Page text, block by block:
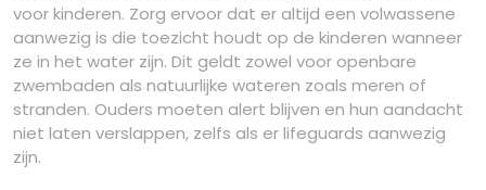
voor kinderen. Zorg ervoor dat er altijd een volwassene
aanwezig is die toezicht houdt op de kinderen wanneer
ze in het water zijn. Dit geldt zowel voor openbare
zwembaden als natuurlijke wateren zoals meren of
stranden. Ouders moeten alert blijven en hun aandacht
niet laten verslappen, zelfs als er lifeguards aanwezig
zijn.